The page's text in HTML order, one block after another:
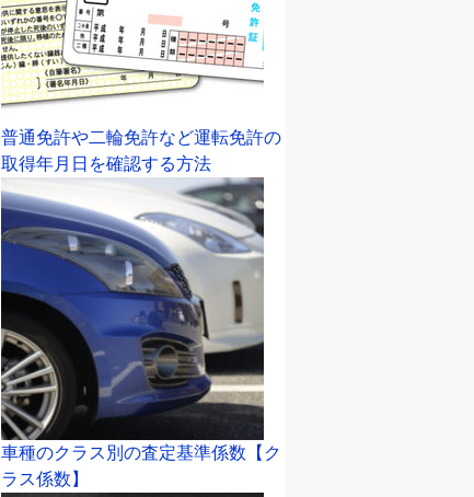
普通免許や二輪免許など運転免許の
取得年月日を確認する方法
車種のクラス別の査定基準係数【ク
ラス係数】